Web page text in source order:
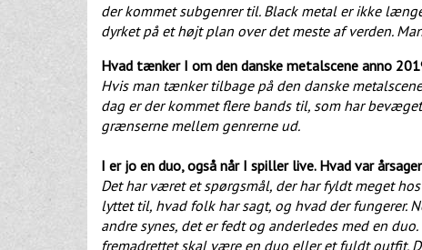
der kommet subgenrer til. Black metal er ikke
dyrket på et højt plan over det meste af verden.
Hvad tænker I om den danske metalscene anno
Hvis man tænker tilbage på den danske
dag er der kommet flere bands til, som har
grænserne mellem genrerne ud.
I er jo en duo, også når I spiller live. Hvad var
Det har været et spørgsmål, der har fyldt meget
lyttet til, hvad folk har sagt, og hvad der fungerer.
andre synes, det er fedt og anderledes med en
fremadrettet skal være en duo eller et fuldt outfit.